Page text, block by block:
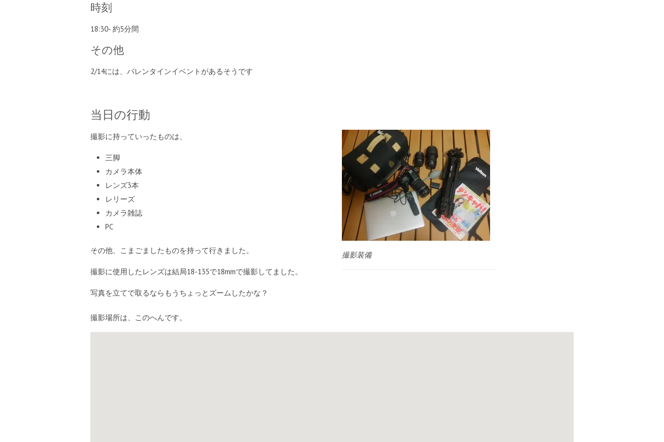
時刻
18:30- 約5分間
その他
2/14には、バレンタインイベントがあるそうです
当日の行動
撮影に持っていったものは、
三脚
カメラ本体
レンズ3本
レリーズ
カメラ雑誌
PC
その他、こまごましたものを持って行きました。
撮影に使用したレンズは結局18-135で18mmで撮影してました。
写真を立てで取るならもうちょっとズームしたかな？
撮影装備
撮影場所は、このへんです。